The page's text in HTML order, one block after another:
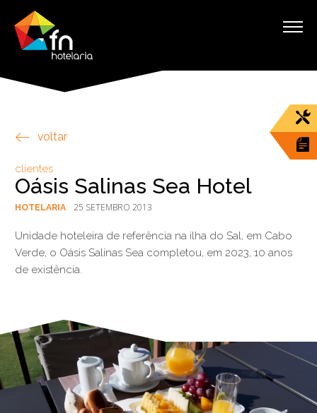
voltar
clientes
Oásis Salinas Sea Hotel
HOTELARIA 25 SETEMBRO 2013
Unidade hoteleira de referência na ilha do Sal, em Cabo
Verde, o Oásis Salinas Sea completou, em 2023, 10 anos
de existência.